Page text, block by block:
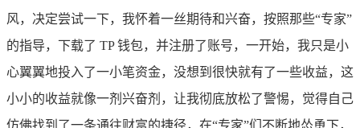
风，决定尝试一下，我怀着一丝期待和兴奋，按照那些“专家”
的指导，下载了 TP 钱包，并注册了账号，一开始，我只是小
心翼翼地投入了一小笔资金，没想到很快就有了一些收益，这
小小的收益就像一剂兴奋剂，让我彻底放松了警惕，觉得自己
仿佛找到了一条通往财富的捷径，在“专家”们不断地怂恿下，